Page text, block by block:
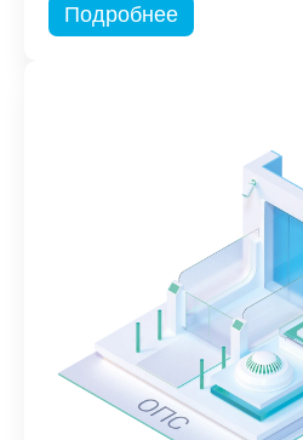
Подробнее